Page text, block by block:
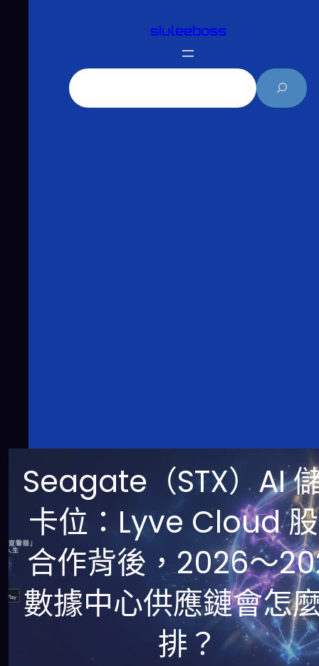
siuleeboss
Seagate（STX）AI
卡位：Lyve Cloud
合作背後，2026～
數據中心供應鏈會怎
排？